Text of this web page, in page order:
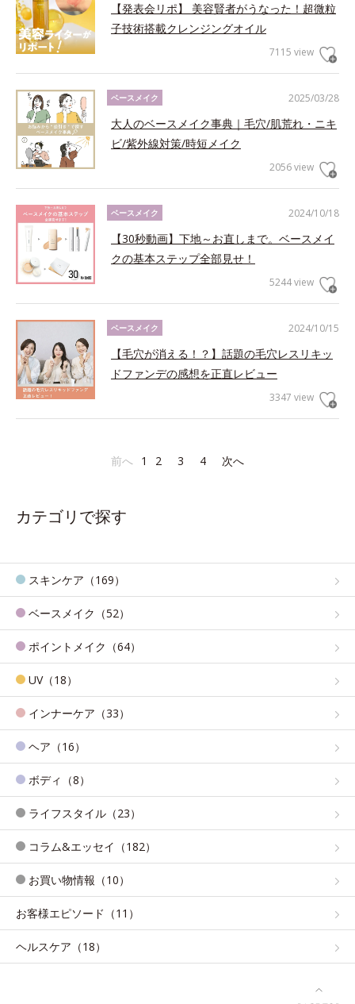
【発表会リポ】 美容賢者がうなった！超微粒
子技術搭載クレンジングオイル
7115 view
2025/03/28
ベースメイク
大人のベースメイク事典｜毛穴/肌荒れ・ニキ
ビ/紫外線対策/時短メイク
2056 view
2024/10/18
ベースメイク
【30秒動画】下地～お直しまで。ベースメイ
クの基本ステップ全部見せ！
5244 view
2024/10/15
ベースメイク
【毛穴が消える！？】話題の毛穴レスリキッ
ドファンデの感想を正直レビュー
3347 view
前へ 1 2 3 4 次へ
カテゴリで探す
スキンケア（169）
ベースメイク（52）
ポイントメイク（64）
UV（18）
インナーケア（33）
ヘア（16）
ボディ（8）
ライフスタイル（23）
コラム&エッセイ（182）
お買い物情報（10）
お客様エピソード（11）
ヘルスケア（18）